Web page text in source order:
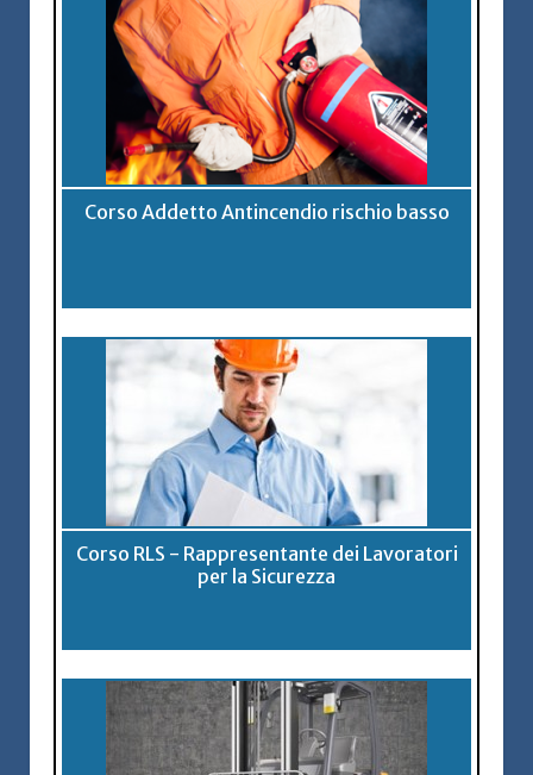
Corso Addetto Antincendio rischio basso
Corso RLS - Rappresentante dei Lavoratori
per la Sicurezza